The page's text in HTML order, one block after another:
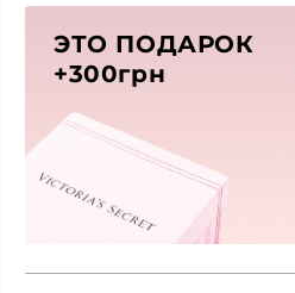
ЭТО ПОДАРОК
+300грн